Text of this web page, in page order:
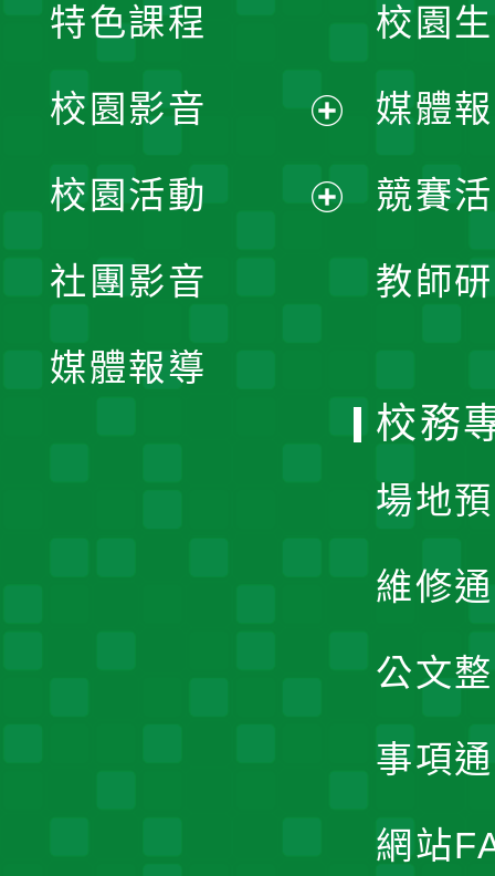
校園
媒體
競賽
教師
特色課程
校園影音
開
校園活動
社團影音
媒體報導
校務
場地
維修
公文
事項
網站